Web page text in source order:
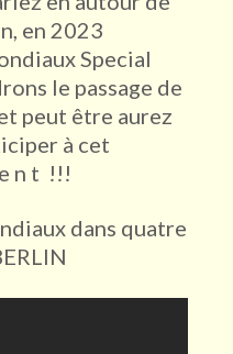
en 2023
Special
le passage de
peut être aurez
à cet
n t !!!
dans quatre